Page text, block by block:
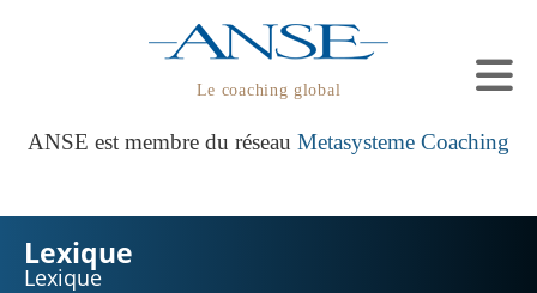
Le coaching global
ANSE est membre du réseau Metasysteme Coaching
Lexique
Lexique